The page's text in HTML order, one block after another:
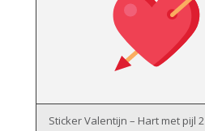
Sticker Valentijn – Hart met pijl 2